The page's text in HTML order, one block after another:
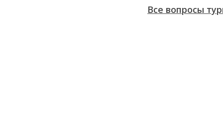
Все вопросы